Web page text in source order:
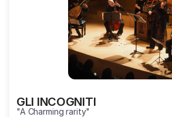
GLI INCOGNITI
"A Charming rarity"